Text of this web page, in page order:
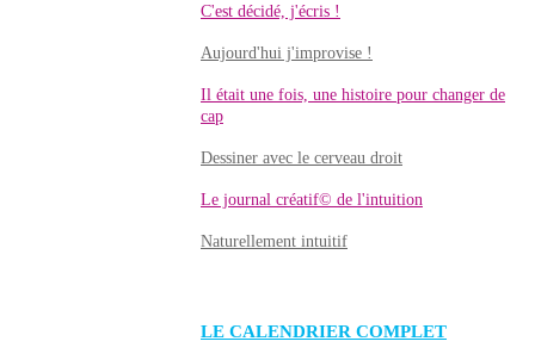
C'est décidé, j'écris !
Aujourd'hui j'improvise !
Il était une fois, une histoire pour changer de
cap
Dessiner avec le cerveau droit
Le journal créatif© de l'intuition
Naturellement intuitif
LE CALENDRIER COMPLET